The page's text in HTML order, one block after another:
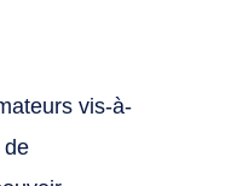
vis-à-
de